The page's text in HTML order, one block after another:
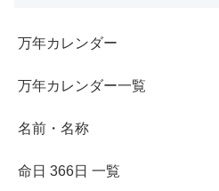
万年カレンダー
万年カレンダー一覧
名前・名称
命日 366日 一覧